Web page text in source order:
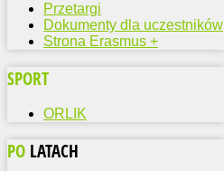
Przetargi
Dokumenty dla uczestników
Strona Erasmus +
SPORT
ORLIK
PO LATACH